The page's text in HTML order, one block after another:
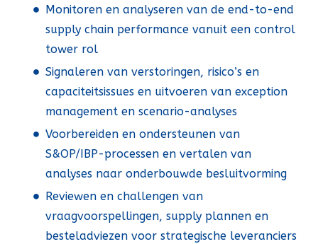
Monitoren en analyseren van de end-to-end
supply chain performance vanuit een control
tower rol
Signaleren van verstoringen, risico’s en
capaciteitsissues en uitvoeren van exception
management en scenario-analyses
Voorbereiden en ondersteunen van
S&OP/IBP-processen en vertalen van
analyses naar onderbouwde besluitvorming
Reviewen en challengen van
vraagvoorspellingen, supply plannen en
besteladviezen voor strategische leveranciers